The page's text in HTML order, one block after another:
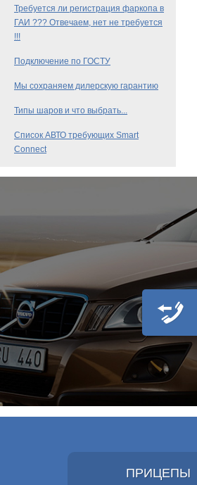
Требуется ли регистрация фаркопа в
ГАИ ??? Отвечаем, нет не требуется
!!!
Подключение по ГОСТУ
Мы сохраняем дилерскую гарантию
Типы шаров и что выбрать...
Список АВТО требующих Smart
Connect
ПРИЦЕПЫ